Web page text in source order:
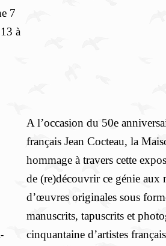
7
à
A l’occasion du 50e
français Jean Cocteau, la
hommage à travers cette
de (re)découvrir ce génie aux
d’œuvres originales sous
manuscrits, tapuscrits et
cinquantaine d’artistes